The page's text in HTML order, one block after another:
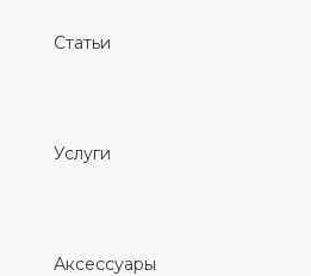
Статьи
Услуги
Аксессуары